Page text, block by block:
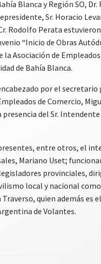
Blanca y Región SO, Dr.
Sr. Horacio
Rodolfo Perata
“Inicio de Obras
la Asociación de
de Bahía Blanca.
por el secretario
de Comercio,
del Sr.
entre otros, el
Mariano Uset;
provinciales,
local y nacional como
Traverso, quien además es
de Volantes.